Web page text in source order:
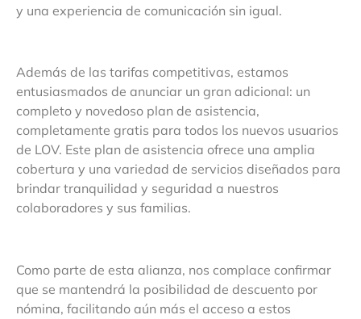
y una experiencia de comunicación sin igual.
Además de las tarifas competitivas, estamos
entusiasmados de anunciar un gran adicional: un
completo y novedoso plan de asistencia,
completamente gratis para todos los nuevos usuarios
de LOV. Este plan de asistencia ofrece una amplia
cobertura y una variedad de servicios diseñados para
brindar tranquilidad y seguridad a nuestros
colaboradores y sus familias.
Como parte de esta alianza, nos complace confirmar
que se mantendrá la posibilidad de descuento por
nómina, facilitando aún más el acceso a estos